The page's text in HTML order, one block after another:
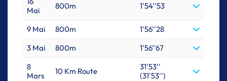
Mai
800m 1'54''53
9 Mai 800m
1'56''28
3 Mai
800m
1'56''67
8
Mars
10 Km Route
31'53''
(31'53'')